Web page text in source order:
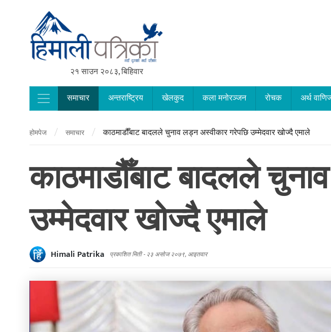
२१ साउन २०८३, बिहिवार
Main Navigation
समाचार अन्तराष्ट्रिय खेलकुद कला मनोरञ्जन रोचक अर्थ
होमपेज / समाचार / काठमाडौँबाट बादलले चुनाव लड्न अस्वीकार गरेपछि उम्मेदवार खोज्दै एमाले
काठमाडौँबाट बादलले
उम्मेदवार खोज्दै एमाले
Himali Patrika प्रकाशित मिती - २३ असोज २०७९, आइतवार